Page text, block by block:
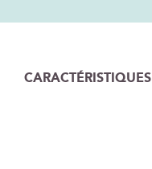
CARACTÉRISTIQUES